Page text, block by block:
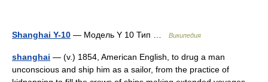
Shanghai Y-10 — Модель Y 10 Тип … Википедия
shanghai — (v.) 1854, American English, to drug a man
unconscious and ship him as a sailor, from the practice of